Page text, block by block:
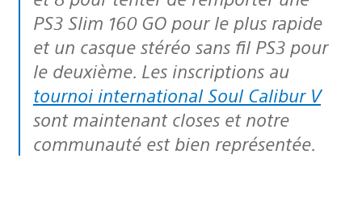
PS3 Slim 160 GO pour le plus rapide
et un casque stéréo sans fil PS3 pour
le deuxième. Les inscriptions au
tournoi international Soul Calibur V
sont maintenant closes et notre
communauté est bien représentée.